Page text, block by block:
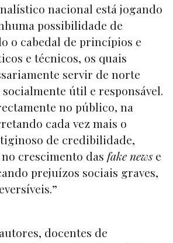
nacional está jogando
possibilidade de
o cabedal de princípios e
e técnicos, os quais
servir de norte
útil e responsável.
no público, na
cada vez mais o
de credibilidade,
crescimento das fake news e
prejuízos sociais graves,
docentes de